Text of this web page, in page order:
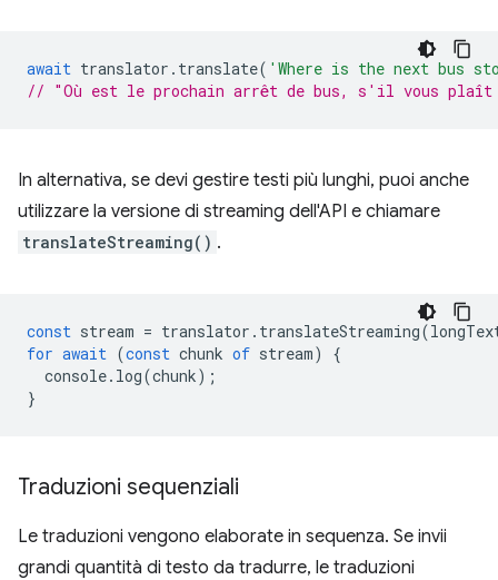
await translator . translate( 'Where is the next bus
// "Où est le prochain arrêt de bus, s'il vous
In alternativa, se devi gestire testi più lunghi, puoi anche
utilizzare la versione di streaming dell'API e chiamare
translateStreaming() .
const stream = translator . translateStreaming(
for await (const chunk of stream)
{
console. log(chunk);
}
Traduzioni sequenziali
Le traduzioni vengono elaborate in sequenza. Se invii
grandi quantità di testo da tradurre, le traduzioni